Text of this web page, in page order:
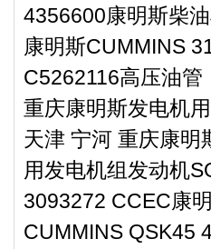
4356600康明斯柴
康明斯CUMMINS
C5262116高压油管
重庆康明斯发电机
天津 宁河 重庆康明
用发电机组发动机
3093272 CCEC康
CUMMINS QSK45